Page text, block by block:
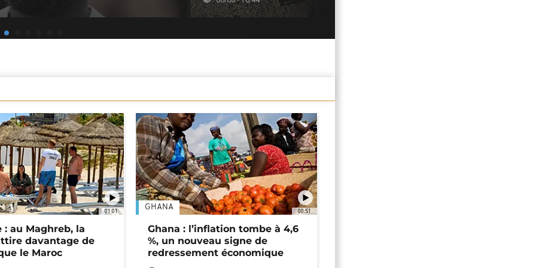
01:01
: au Maghreb, la
davantage de
le Maroc
00:51
GHANA
Ghana : l’inflation tombe à 4,6
%, un nouveau signe de
redressement économique